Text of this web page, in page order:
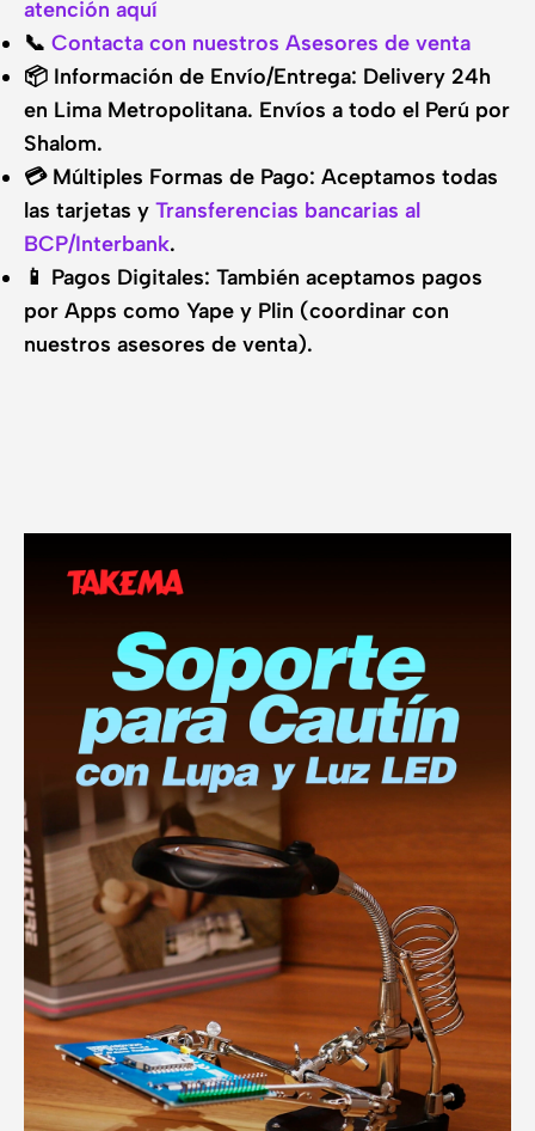
atención aquí
📞 Contacta con nuestros Asesores de venta
📦 Información de Envío/Entrega: Delivery 24h
en Lima Metropolitana. Envíos a todo el Perú por
Shalom.
💳 Múltiples Formas de Pago: Aceptamos todas
las tarjetas y Transferencias bancarias al
BCP/Interbank.
📱 Pagos Digitales: También aceptamos pagos
por Apps como Yape y Plin (coordinar con
nuestros asesores de venta).